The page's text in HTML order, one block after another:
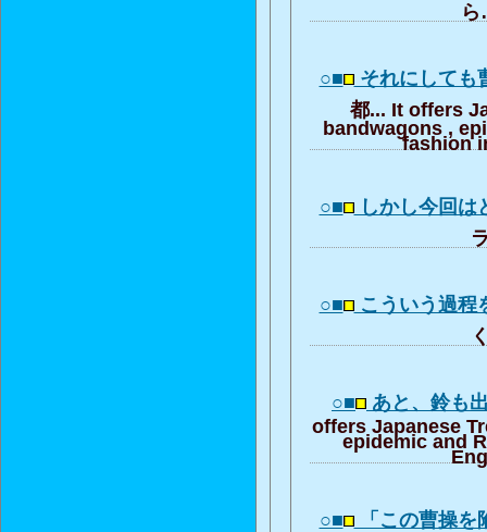
○■ それにして
都... It offers
bandwagons ,
fashion
○■ しかし今回
○■ こういう過
○■ あと、鈴も
offers Japanese
epidemic and
○■ 「この曹操